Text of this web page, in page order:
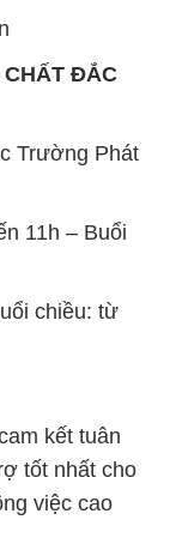
CHẤT ĐẮC
Trường Phát
11h – Buổi
chiều: từ
kết tuân
tốt nhất cho
việc cao